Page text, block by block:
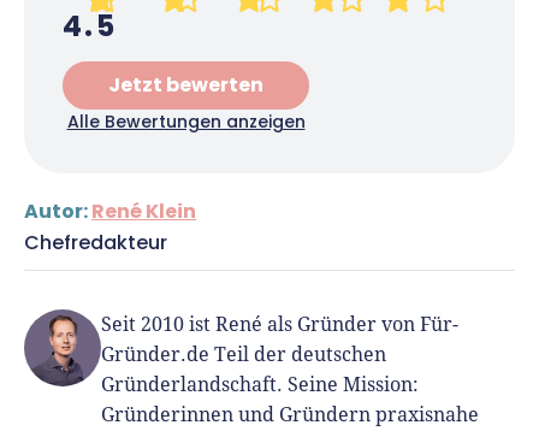
4.5
Jetzt bewerten
Alle Bewertungen anzeigen
Autor:René Klein
Chefredakteur
Seit 2010 ist René als Gründer von Für-
Gründer.de Teil der deutschen
Gründerlandschaft. Seine Mission:
Gründerinnen und Gründern praxisnahe